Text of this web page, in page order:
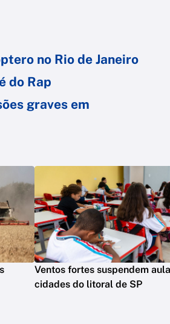
no Rio de Janeiro
do Rap
graves em
Ventos fortes suspendem
cidades do litoral de SP